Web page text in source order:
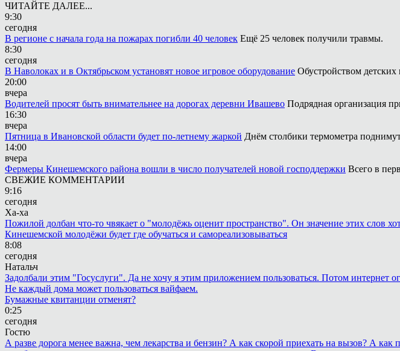
ЧИТАЙТЕ ДАЛЕЕ...
9:30
сегодня
В регионе с начала года на пожарах погибли 40 человек Ещё 25 человек получили травмы.
8:30
сегодня
В Наволоках и в Октябрьском установят новое игровое оборудование Обустройством
20:00
вчера
Водителей просят быть внимательнее на дорогах деревни Ивашево Подрядная организация
16:30
вчера
Пятница в Ивановской области будет по-летнему жаркой Днём столбики термометра
14:00
вчера
Фермеры Кинешемского района вошли в число получателей новой господдержки Всего в
СВЕЖИЕ КОММЕНТАРИИ
9:16
сегодня
Ха-ха
Пожилой долбан что-то чвякает о "молодёжь оценит пространство". Он значение этих слов
Кинешемской молодёжи будет где обучаться и самореализовываться
8:08
сегодня
Натальч
Задолбали этим "Госуслуги". Да не хочу я этим приложением пользоваться. Потом интернет
Не каждый дома может пользоваться вайфаем.
Бумажные квитанции отменят?
0:25
сегодня
Гостю
А разве дорога менее важна, чем лекарства и бензин? А как скорой приехать на вызов? А